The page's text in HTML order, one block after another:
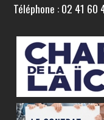
Téléphone : 02 41 60